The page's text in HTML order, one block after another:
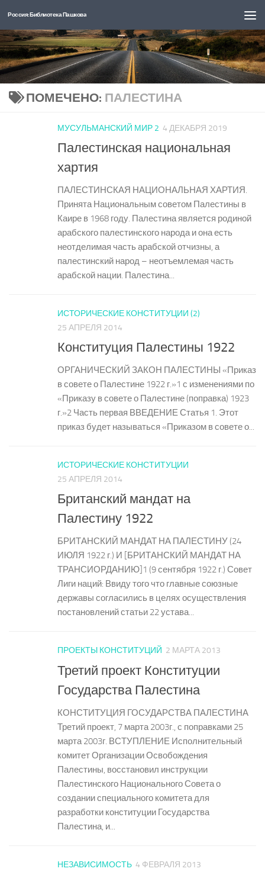
Перейти к содержимому
Россия: Библиотека Пашкова
ПОМЕЧЕНО: ПАЛЕСТИНА
МУСУЛЬМАНСКИЙ МИР 2 4 ДЕКАБРЯ 2019
Палестинская национальная
хартия
ПАЛЕСТИНСКАЯ НАЦИОНАЛЬНАЯ ХАРТИЯ.
Принята Национальным советом Палестины в
Каире в 1968 году. Палестина является родиной
арабского палестинского народа и она есть
неотделимая часть арабской отчизны, а
палестинский народ – неотъемлемая часть
арабской нации. Палестина...
ИСТОРИЧЕСКИЕ КОНСТИТУЦИИ (2)
25 АПРЕЛЯ 2014
Конституция Палестины 1922
ОРГАНИЧЕСКИЙ ЗАКОН ПАЛЕСТИНЫ «Приказ
в совете о Палестине 1922 г.»1 с изменениями по
«Приказу в совете о Палестине (поправка) 1923
г.»2 Часть первая ВВЕДЕНИЕ Статья 1. Этот
приказ будет называться «Приказом в совете о...
ИСТОРИЧЕСКИЕ КОНСТИТУЦИИ
25 АПРЕЛЯ 2014
Британский мандат на
Палестину 1922
БРИТАНСКИЙ МАНДАТ НА ПАЛЕСТИНУ (24
ИЮЛЯ 1922 г.) И [БРИТАНСКИЙ МАНДАТ НА
ТРАНСИОРДАНИЮ]1 (9 сентября 1922 г.) Совет
Лиги наций: Ввиду того что главные союзные
державы согласились в целях осуществления
постановлений статьи 22 устава...
ПРОЕКТЫ КОНСТИТУЦИЙ 2 МАРТА 2013
Третий проект Конституции
Государства Палестина
КОНСТИТУЦИЯ ГОСУДАРСТВА ПАЛЕСТИНА
Третий проект, 7 марта 2003г., с поправками 25
марта 2003г. ВСТУПЛЕНИЕ Исполнительный
комитет Организации Освобождения
Палестины, восстановил инструкции
Палестинского Национального Совета о
создании специального комитета для
разработки конституции Государства
Палестина, и...
НЕЗАВИСИМОСТЬ 4 ФЕВРАЛЯ 2013